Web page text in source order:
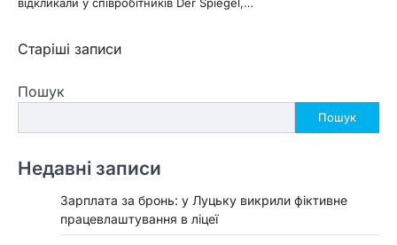
Навігація
записами
Старіші записи
Пошук
Пошук
Недавні записи
Зарплата за бронь: у Луцьку викрили фіктивне
працевлаштування в ліцеї